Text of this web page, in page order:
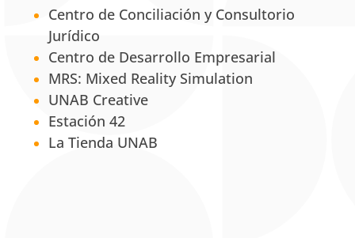
Centro de Conciliación y Consultorio
Jurídico
Centro de Desarrollo Empresarial
MRS: Mixed Reality Simulation
UNAB Creative
Estación 42
La Tienda UNAB